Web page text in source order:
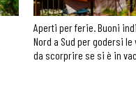
Aperti per ferie. Buoni
Nord a Sud per godersi le
da scorprire se si è in